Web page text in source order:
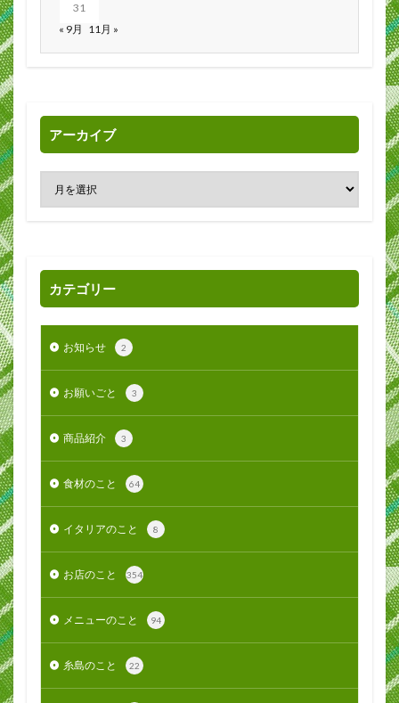
31
« 9月 11月 »
アーカイブ
カテゴリー
お知らせ 2
お願いごと 3
商品紹介 3
食材のこと 64
イタリアのこと 8
お店のこと 354
メニューのこと 94
糸島のこと 22